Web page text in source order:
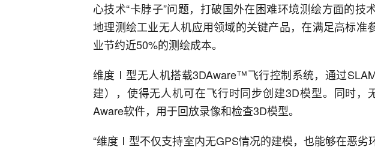
心技术“卡脖子”问题，打破国外在困难环境测绘方面的技
地理测绘工业无人机应用领域的关键产品，在满足高标准
业节约近50%的测绘成本。
维度Ⅰ型无人机搭载3DAware™飞行控制系统，通过
建），使得无人机可在飞行时同步创建3D模型。同时，
Aware软件，用于回放录像和检查3D模型。
“维度Ⅰ型不仅支持室内无GPS情况的建模，也能够在恶劣